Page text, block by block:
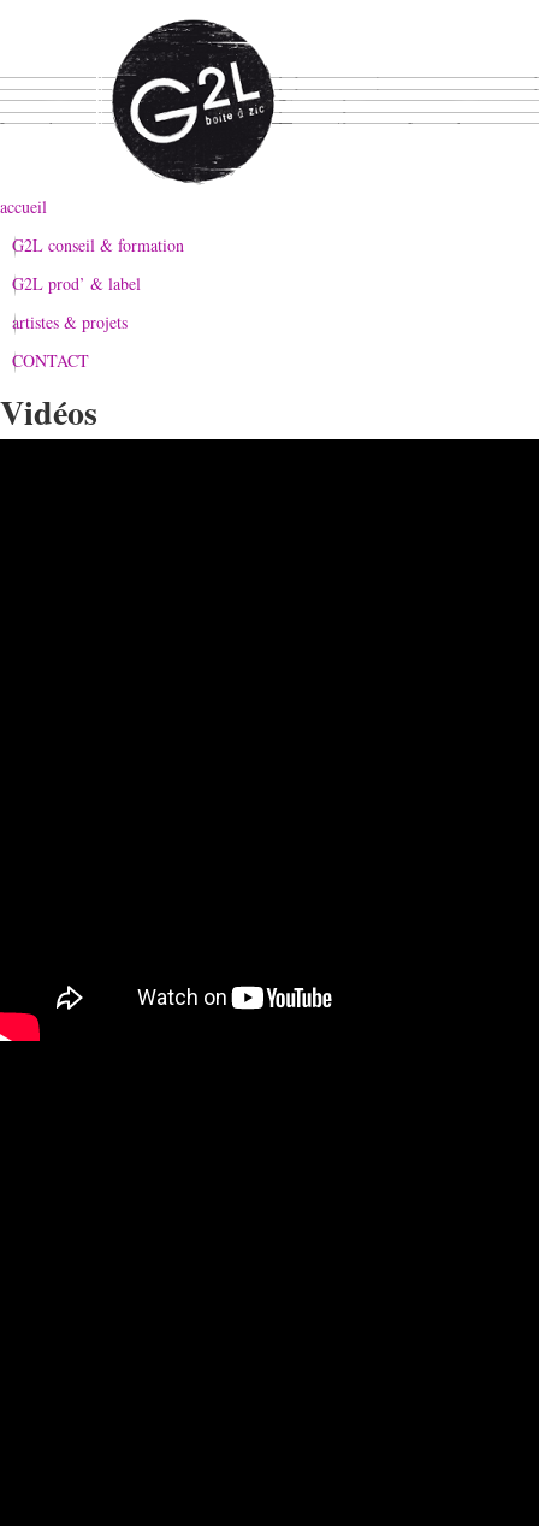
accueil
G2L conseil & formation
G2L prod’ & label
artistes & projets
CONTACT
Vidéos